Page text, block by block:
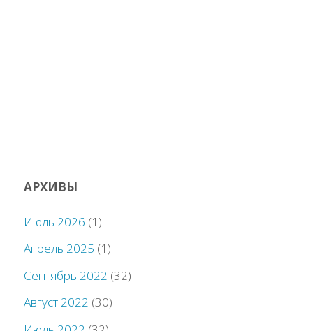
АРХИВЫ
Июль 2026 (1)
Апрель 2025 (1)
Сентябрь 2022 (32)
Август 2022 (30)